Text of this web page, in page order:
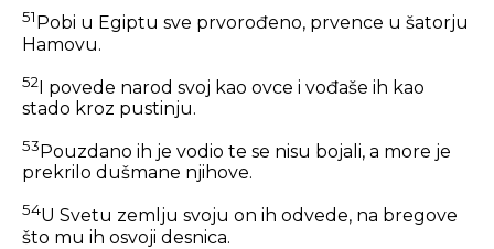
51 Pobi u Egiptu sve prvorođeno, prvence u šatorju
Hamovu.
52I povede narod svoj kao ovce i vođaše ih kao
stado kroz pustinju.
53 Pouzdano ih je vodio te se nisu bojali, a more je
prekrilo dušmane njihove.
54U Svetu zemlju svoju on ih odvede, na bregove
što mu ih osvoji desnica.